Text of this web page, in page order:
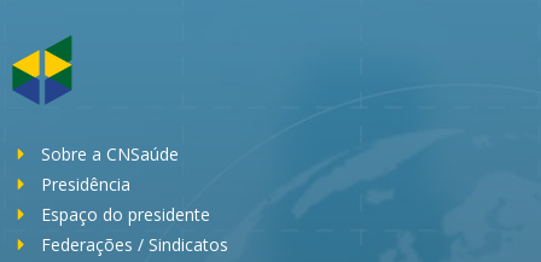
Sobre a CNSaúde
Presidência
Espaço do presidente
Federações / Sindicatos